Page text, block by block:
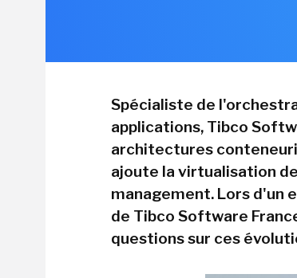
Spécialiste de
applications, Tibco
architectures
ajoute la virtualisation
management. Lors d'un
de Tibco Software
questions sur ces